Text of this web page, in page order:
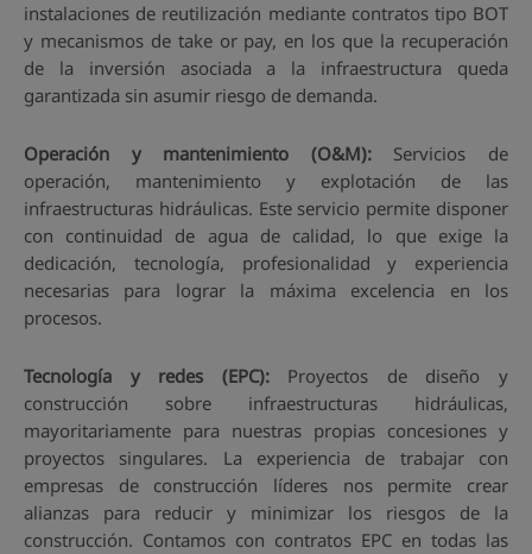
instalaciones de reutilización mediante contratos tipo BOT
y mecanismos de take or pay, en los que la recuperación
de la inversión asociada a la infraestructura queda
garantizada sin asumir riesgo de demanda.
Operación y mantenimiento (O&M): Servicios de
operación, mantenimiento y explotación de las
infraestructuras hidráulicas. Este servicio permite disponer
con continuidad de agua de calidad, lo que exige la
dedicación, tecnología, profesionalidad y experiencia
necesarias para lograr la máxima excelencia en los
procesos.
Tecnología y redes (EPC): Proyectos de diseño y
construcción sobre infraestructuras hidráulicas,
mayoritariamente para nuestras propias concesiones y
proyectos singulares. La experiencia de trabajar con
empresas de construcción líderes nos permite crear
alianzas para reducir y minimizar los riesgos de la
construcción. Contamos con contratos EPC en todas las